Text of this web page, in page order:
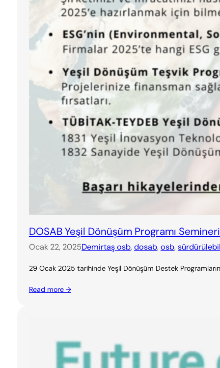
DOSAB Yeşil Dönüşüm Programı Semineri
Ocak 22, 2025Demirtaş osb, dosab, osb,
29 Ocak 2025 tarihinde Yeşil Dönüşüm Destek
Read more →